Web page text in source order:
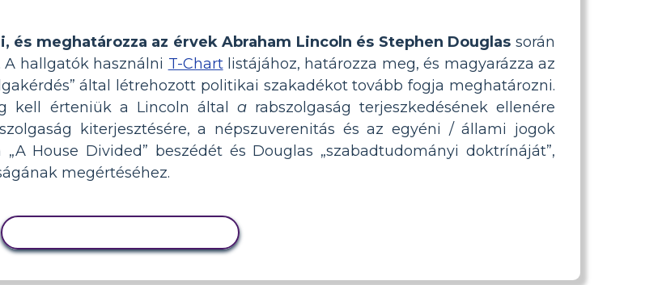
és meghatározza az érvek Abraham Lincoln és Stephen Douglas során
A hallgatók használni T-Chartlistájához, határozza meg, és magyarázza az
által létrehozott politikai szakadékot tovább fogja meghatározni.
kell érteniük a Lincoln által arabszolgaság terjeszkedésének ellenére
kiterjesztésére, a népszuverenitás és az egyéni / állami jogok
House Divided” beszédét és Douglas „szabadtudományi doktrínáját”,
megértéséhez.